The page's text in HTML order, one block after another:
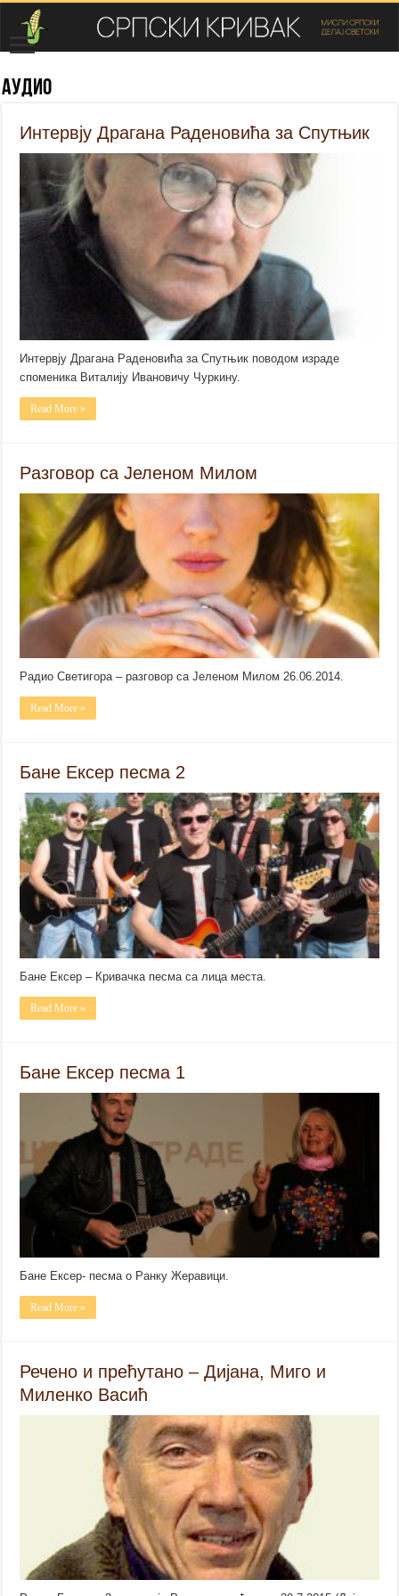
Аудио
Интервју Драгана Раденовића за Спутњик
Интервју Драгана Раденовића за Спутњик поводом израде
споменика Виталију Ивановичу Чуркину.
Read More »
Pазговор са Јеленом Милом
Радио Светигора – разговор са Јеленом Милом 26.06.2014.
Read More »
Бане Ексер песма 2
Бане Ексер – Кривачка песма са лица места.
Read More »
Бане Ексер песма 1
Бане Ексер- песма о Ранку Жеравици.
Read More »
Речено и прећутано – Дијана, Миго и
Миленко Васић